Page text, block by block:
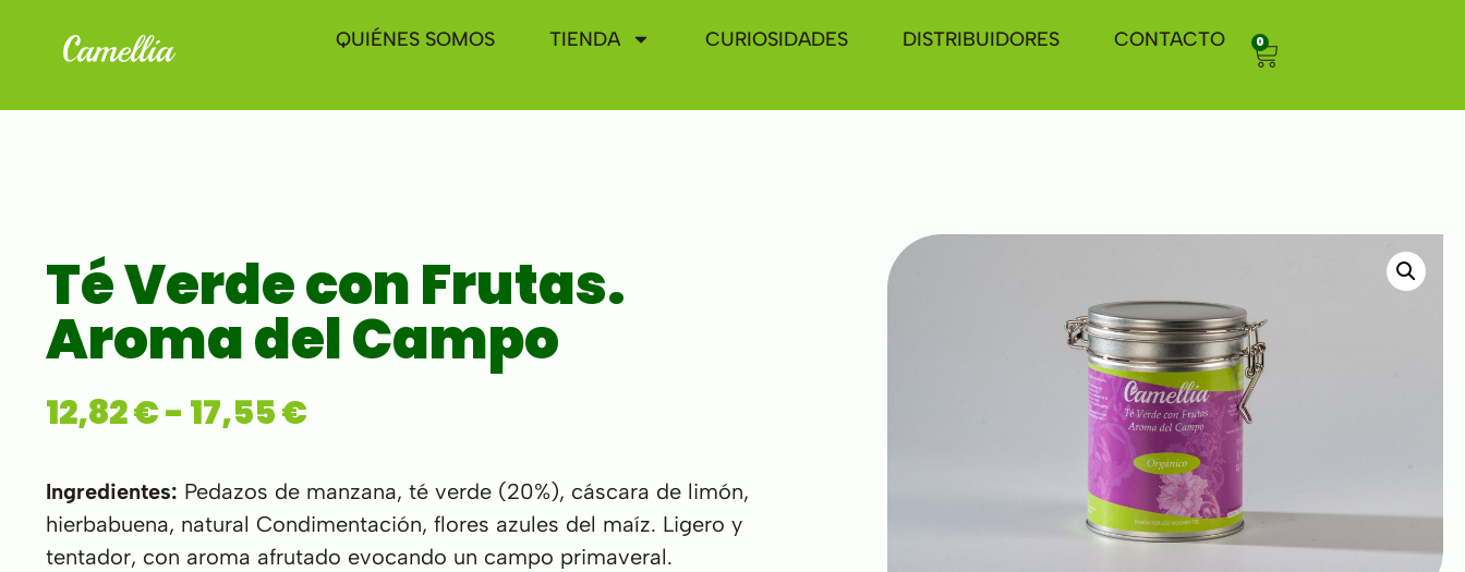
QUIÉNES SOMOS TIENDA CURIOSIDADES DISTRIBUIDORES CONTACTO 0
Té Verde con Frutas.
Aroma del Campo
12,82€- 17,55€
Ingredientes: Pedazos de manzana, té verde (20%), cáscara de limón,
hierbabuena, natural Condimentación, flores azules del maíz. Ligero y
tentador, con aroma afrutado evocando un campo primaveral.